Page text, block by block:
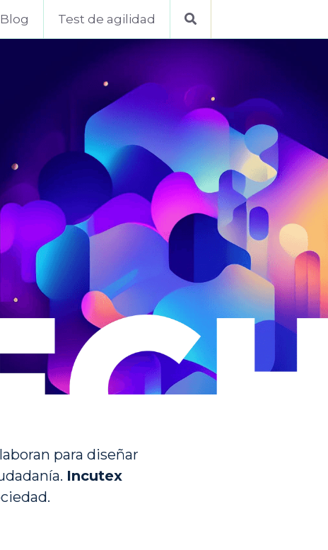
Blog Test de agilidad
para diseñar
Incutex